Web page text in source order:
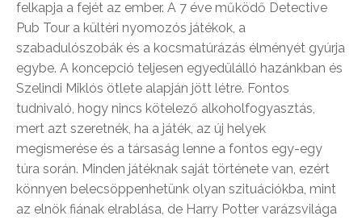
felkapja a fejét az ember. A 7 éve működő Detective
Pub Tour a kültéri nyomozós játékok, a
szabadulószobák és a kocsmatúrázás élményét gyúrja
egybe. A koncepció teljesen egyedülálló hazánkban és
Szelindi Miklós ötlete alapján jött létre. Fontos
tudnivaló, hogy nincs kötelező alkoholfogyasztás,
mert azt szeretnék, ha a játék, az új helyek
megismerése és a társaság lenne a fontos egy-egy
túra során. Minden játéknak saját története van, ezért
könnyen belecsöppenhetünk olyan szituációkba, mint
az elnök fiának elrablása, de Harry Potter varázsvilága